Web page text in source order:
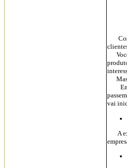
Você
Mas
vai
A